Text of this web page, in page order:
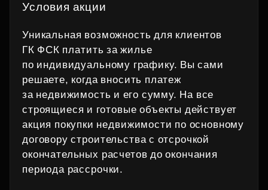
Условия акции
Уникальная возможность для клиентов
ГК ФСК платить за жилье
по индивидуальному графику. Вы сами
решаете, когда вносить платеж
за недвижимость и его сумму. На все
строящиеся и готовые объекты действует
акция покупки недвижимости по основному
договору строительства с отсрочкой
окончательных расчетов до окончания
периода рассрочки.